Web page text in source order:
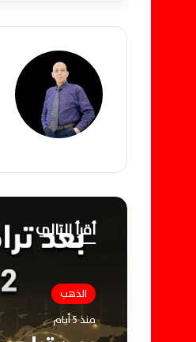
أقرأ التالي
الذهب
منذ 5 أيامالذهب